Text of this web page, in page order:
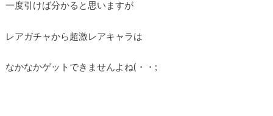
一度引けば分かると思いますが
レアガチャから超激レアキャラは
なかなかゲットできませんよね(・・;